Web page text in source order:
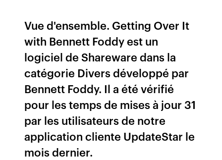
Vue d'ensemble. Getting Over It
with Bennett Foddy est un
logiciel de Shareware dans la
catégorie Divers développé par
Bennett Foddy. Il a été vérifié
pour les temps de mises à jour 31
par les utilisateurs de notre
application cliente UpdateStar le
mois dernier.